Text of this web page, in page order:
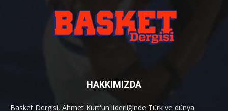
HAKKIMIZDA
Basket Dergisi, Ahmet Kurt'un liderliğinde Türk ve dünya